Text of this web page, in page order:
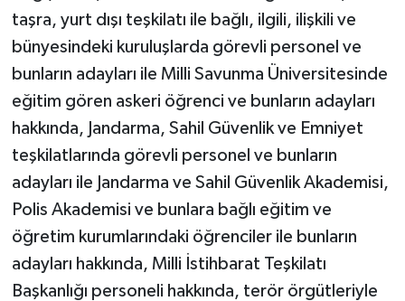
taşra, yurt dışı teşkilatı ile bağlı, ilgili, ilişkili ve
bünyesindeki kuruluşlarda görevli personel ve
bunların adayları ile Milli Savunma Üniversitesinde
eğitim gören askeri öğrenci ve bunların adayları
hakkında, Jandarma, Sahil Güvenlik ve Emniyet
teşkilatlarında görevli personel ve bunların
adayları ile Jandarma ve Sahil Güvenlik Akademisi,
Polis Akademisi ve bunlara bağlı eğitim ve
öğretim kurumlarındaki öğrenciler ile bunların
adayları hakkında, Milli İstihbarat Teşkilatı
Başkanlığı personeli hakkında, terör örgütleriyle